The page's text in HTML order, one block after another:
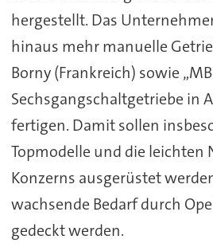
hergestellt. Das
hinaus mehr manuelle
Borny (Frankreich) sowie
Sechsgangschaltgetriebe in
fertigen. Damit sollen
Topmodelle und die leichten
Konzerns ausgerüstet
wachsende Bedarf durch
gedeckt werden.